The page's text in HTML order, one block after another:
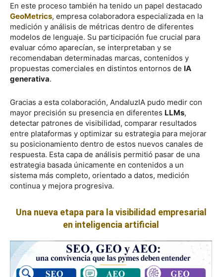
En este proceso también ha tenido un papel destacado
GeoMetrics, empresa colaboradora especializada en la
medición y análisis de métricas dentro de diferentes
modelos de lenguaje. Su participación fue crucial para
evaluar cómo aparecían, se interpretaban y se
recomendaban determinadas marcas, contenidos y
propuestas comerciales en distintos entornos de IA
generativa.
Gracias a esta colaboración, AndaluzIA pudo medir con
mayor precisión su presencia en diferentes LLMs,
detectar patrones de visibilidad, comparar resultados
entre plataformas y optimizar su estrategia para mejorar
su posicionamiento dentro de estos nuevos canales de
respuesta. Esta capa de análisis permitió pasar de una
estrategia basada únicamente en contenidos a un
sistema más completo, orientado a datos, medición
continua y mejora progresiva.
Una nueva etapa para la visibilidad empresarial
en inteligencia artificial